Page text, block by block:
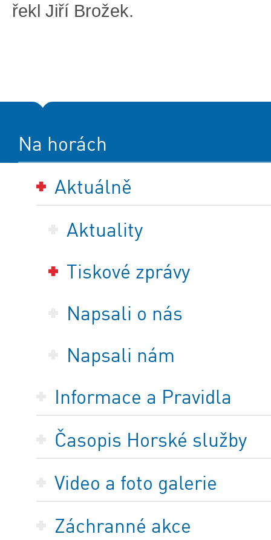
řekl Jiří Brožek.
Na horách
Aktuálně
Aktuality
Tiskové zprávy
Napsali o nás
Napsali nám
Informace a Pravidla
Časopis Horské služby
Video a foto galerie
Záchranné akce